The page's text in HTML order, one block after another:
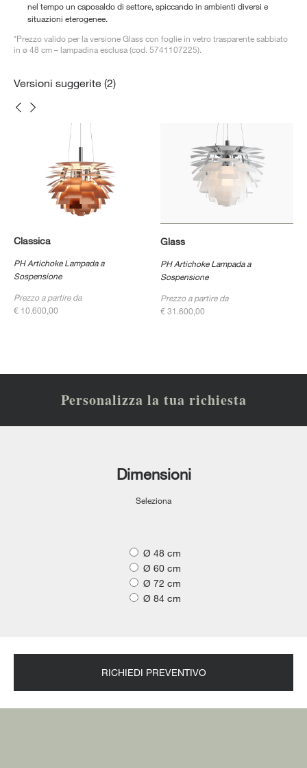
nel tempo un caposaldo di settore, spiccando in ambienti diversi e
situazioni eterogenee.
*Prezzo valido per la versione Glass con foglie in vetro trasparente sabbiato
in ø 48 cm – lampadina esclusa (cod. 5741107225).
Versioni suggerite (2)
Classica
PH Artichoke Lampada a
Sospensione
Prezzo a partire da
€ 10.600,00
Glass
PH Artichoke Lampada a
Sospensione
Prezzo a partire da
€ 31.600,00
Personalizza la tua richiesta
Dimensioni
Seleziona
Ø 48 cm
Ø 60 cm
Ø 72 cm
Ø 84 cm
RICHIEDI PREVENTIVO